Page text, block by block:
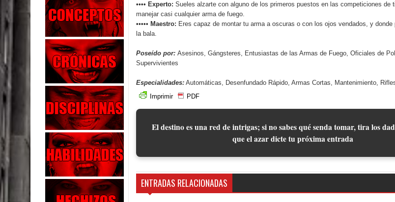
•••• Experto: Sueles alzarte con alguno de los primeros puestos en las competiciones de
manejar casi cualquier arma de fuego.
••••• Maestro: Eres capaz de montar tu arma a oscuras o con los ojos vendados, y donde
la bala.
Poseído por: Asesinos, Gángsteres, Entusiastas de las Armas de Fuego, Oficiales de
Supervivientes
Especialidades: Automáticas, Desenfundado Rápido, Armas Cortas, Mantenimiento,
Imprimir
PDF
El destino es una red de intrigas; si no sabes qué senda tomar, tira los
que el azar dicte tu próxima entrada
ENTRADAS RELACIONADAS